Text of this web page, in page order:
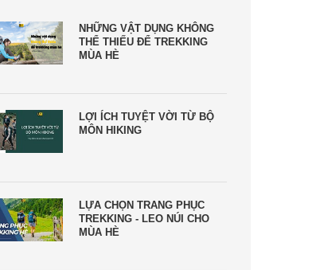
NHỮNG VẬT DỤNG KHÔNG
THỂ THIẾU ĐỂ TREKKING
MÙA HÈ
LỢI ÍCH TUYỆT VỜI TỪ BỘ
MÔN HIKING
LỰA CHỌN TRANG PHỤC
TREKKING - LEO NÚI CHO
MÙA HÈ